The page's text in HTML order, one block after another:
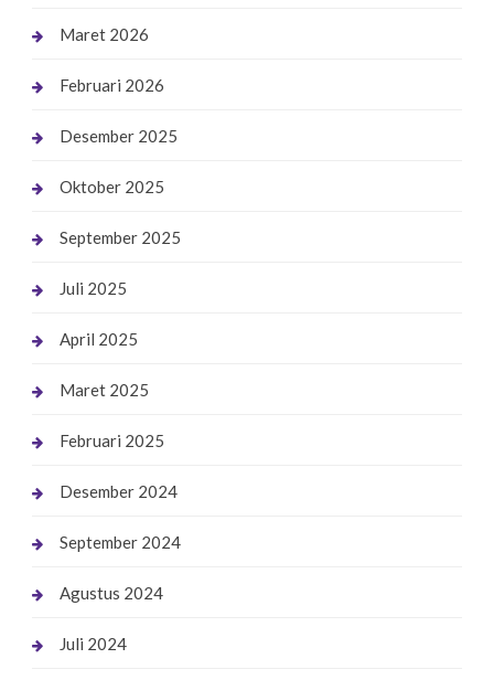
Maret 2026
Februari 2026
Desember 2025
Oktober 2025
September 2025
Juli 2025
April 2025
Maret 2025
Februari 2025
Desember 2024
September 2024
Agustus 2024
Juli 2024